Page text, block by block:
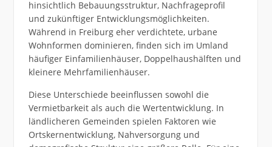
hinsichtlich Bebauungsstruktur, Nachfrageprofil
und zukünftiger Entwicklungsmöglichkeiten.
Während in Freiburg eher verdichtete, urbane
Wohnformen dominieren, finden sich im Umland
häufiger Einfamilienhäuser, Doppelhaushälften und
kleinere Mehrfamilienhäuser.
Diese Unterschiede beeinflussen sowohl die
Vermietbarkeit als auch die Wertentwicklung. In
ländlicheren Gemeinden spielen Faktoren wie
Ortskernentwicklung, Nahversorgung und